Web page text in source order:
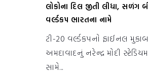
લોકોના દિલ જીતી લીધા, સળંગ
વર્લ્ડકપ ભારતના નામે
ટી-20 વર્લ્ડકપનો ફાઈનલ
અમદાવાદનું નરેન્દ્ર મોદી
સામે...